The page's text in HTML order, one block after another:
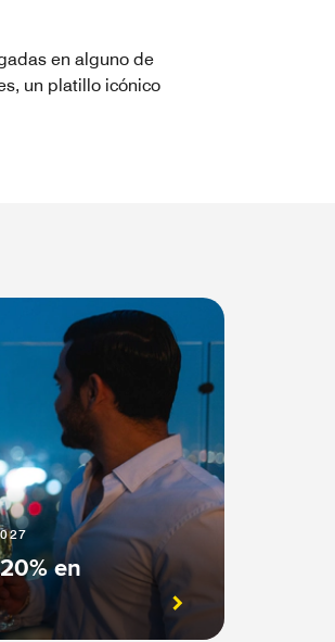
en alguno de
un platillo icónico
en